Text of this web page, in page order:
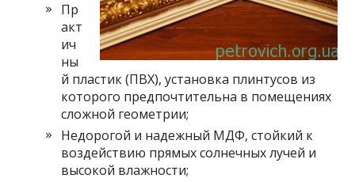
Пр
акт
ич
ны
й пластик (ПВХ), установка плинтусов из
которого предпочтительна в помещениях
сложной геометрии;
Недорогой и надежный МДФ, стойкий к
воздействию прямых солнечных лучей и
высокой влажности;